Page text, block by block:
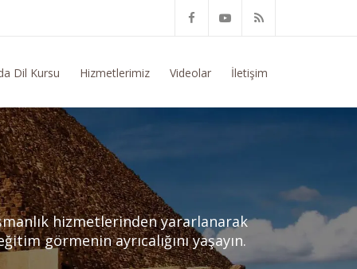
Dil Kursu Hizmetlerimiz Videolar İletişim
hizmetlerinden yararlanarak
görmenin ayrıcalığını yaşayın.